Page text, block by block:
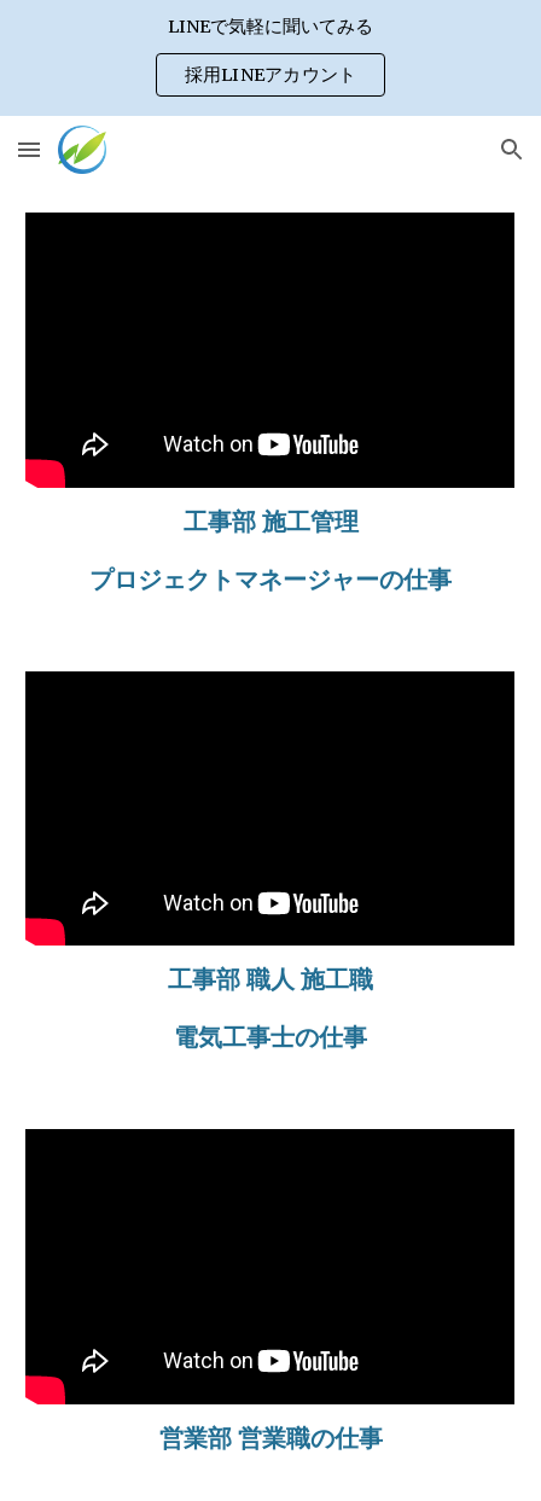
LINEで気軽に聞いてみる
採用LINEアカウント
工事部施工管理
プロジェクトマネージャーの仕事
工事部 職人 施工職
電気工事士の仕事
営業部 営業職の仕事